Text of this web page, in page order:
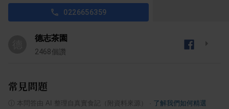
0226656359
德志茶園
2468個讚
常見問題
本問答由 AI 整理自真實食記（附資料來源） 了解我們如何精選